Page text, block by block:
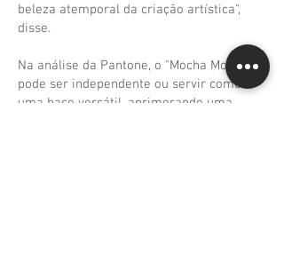
beleza atemporal da criação artística",
disse.
Na análise da Pantone, o "Mocha Mousse"
pode ser independente ou servir como
uma base versátil, aprimorando uma